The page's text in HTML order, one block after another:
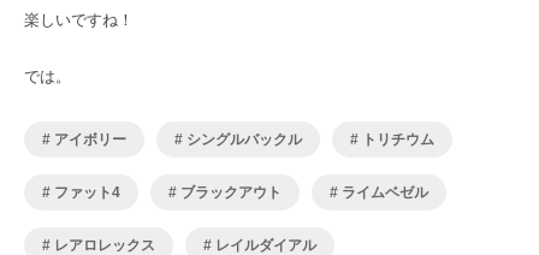
楽しいですね！
では。
アイボリー シングルバックル トリチウム
ファット4 ブラックアウト ライムベゼル
レアロレックス レイルダイアル